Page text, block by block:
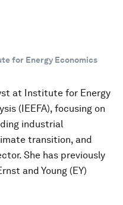
for Energy Economics
at Institute for Energy
(IEEFA), focusing on
industrial
transition, and
She has previously
and Young (EY)